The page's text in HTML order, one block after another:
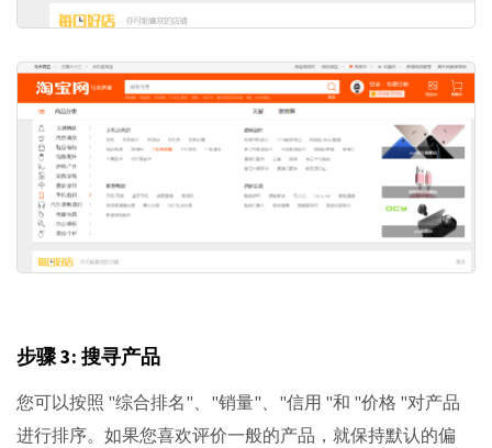
步骤 3: 搜寻产品
您可以按照 "综合排名"、"销量"、"信用 "和 "价格 "对产品
进行排序。如果您喜欢评价一般的产品，就保持默认的偏